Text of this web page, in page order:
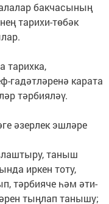
бакчасының
тарихи-төбәк
тарихка,
гадәтләренә карата
тәрбияләү.
әзерлек эшләре
таныш
иркен тоту,
тәрбияче һәм әти-
тыңлап танышу;